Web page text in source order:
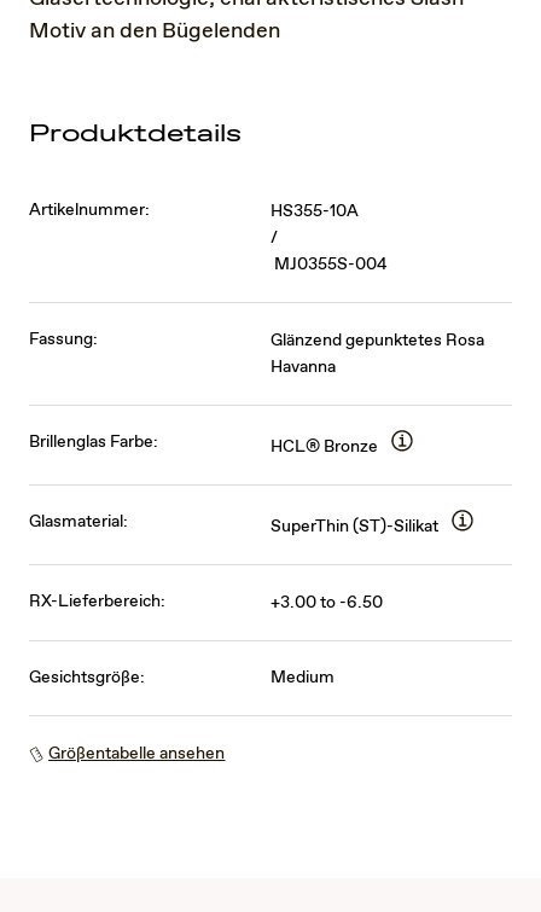
Motiv an den Bügelenden
Produktdetails
Artikelnummer:
HS355-10A
/
MJ0355S-004
Fassung:
Glänzend gepunktetes Rosa
Havanna
Brillenglas Farbe: HCL® Bronze
Glasmaterial: SuperThin (ST)-Silikat
RX-Lieferbereich: +3.00 to -6.50
Gesichtsgröße: Medium
Größentabelle ansehen